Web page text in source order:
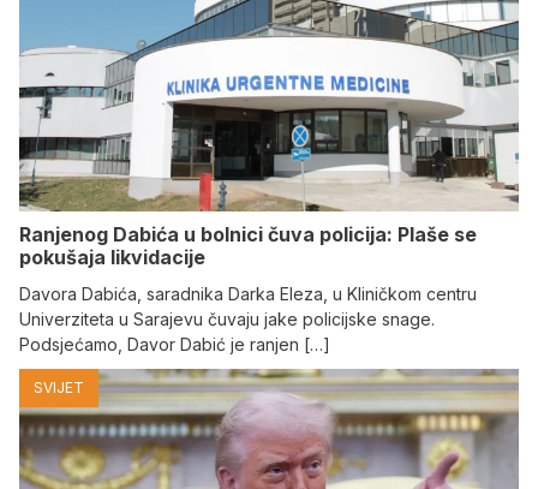
Ranjenog Dabića u bolnici čuva policija: Plaše se
pokušaja likvidacije
Davora Dabića, saradnika Darka Eleza, u Kliničkom centru
Univerziteta u Sarajevu čuvaju jake policijske snage.
Podsjećamo, Davor Dabić je ranjen […]
SVIJET